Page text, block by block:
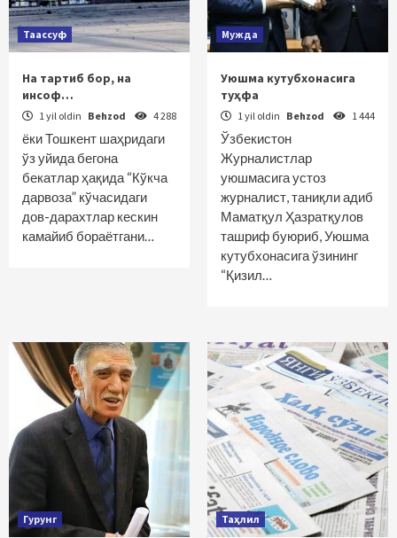
Таассуф
На тартиб бор, на
инсоф…
1 yil oldin Behzod 4 288
ёки Тошкент шаҳридаги
ўз уйида бегона
бекатлар ҳақида “Кўкча
дарвоза” кўчасидаги
дов-дарахтлар кескин
камайиб бораётгани…
Мужда
Уюшма кутубхонасига
туҳфа
1 yil oldin Behzod 1 444
Ўзбекистон
Журналистлар
уюшмасига устоз
журналист, таниқли адиб
Маматқул Ҳазратқулов
ташриф буюриб, Уюшма
кутубхонасига ўзининг
“Қизил…
Гурунг Таҳлил